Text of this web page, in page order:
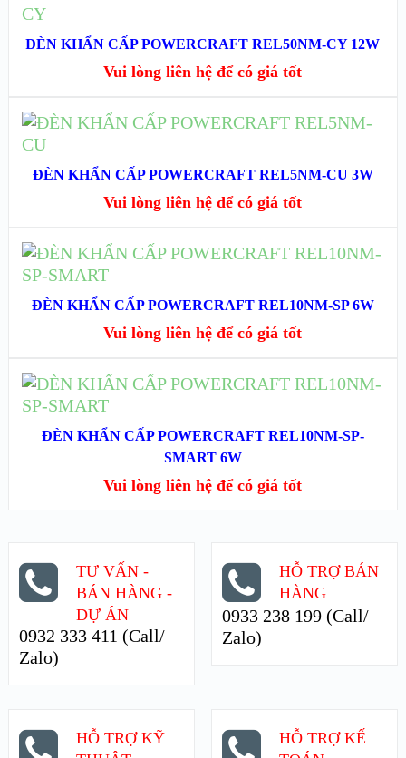
XEM NHANH
ĐÈN KHẨN CẤP POWERCRAFT REL50NM-CY 12W
Vui lòng liên hệ để có giá tốt
XEM NHANH
ĐÈN KHẨN CẤP POWERCRAFT REL5NM-CU 3W
Vui lòng liên hệ để có giá tốt
XEM NHANH
ĐÈN KHẨN CẤP POWERCRAFT REL10NM-SP 6W
Vui lòng liên hệ để có giá tốt
XEM NHANH
XEM CHI TIẾT
ĐÈN KHẨN CẤP POWERCRAFT REL10NM-SP-
SMART 6W
Vui lòng liên hệ để có giá tốt
TƯ VẤN -
BÁN HÀNG -
DỰ ÁN
0932 333 411 (Call/
Zalo)
HỖ TRỢ BÁN
HÀNG
0933 238 199 (Call/
Zalo)
HỖ TRỢ KỸ
HỖ TRỢ KẾ